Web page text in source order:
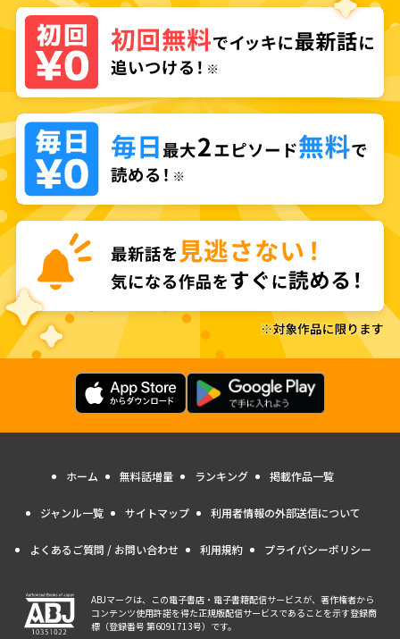
ホーム 無料話増量 ランキング 掲載作品一覧
ジャンル一覧 サイトマップ 利用者情報の外部送信について
よくあるご質問 / お問い合わせ 利用規約 プライバシーポリシー
ABJマークは、この電子書店・電子書籍配信サービスが、著作権者から
コンテンツ使用許諾を得た正規版配信サービスであることを示す登録商
標（登録番号 第6091713号）です。